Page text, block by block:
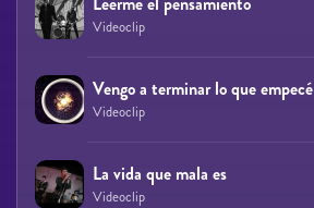
Videoclip
Vengo a terminar lo que empecé
Videoclip
La vida que mala es
Videoclip